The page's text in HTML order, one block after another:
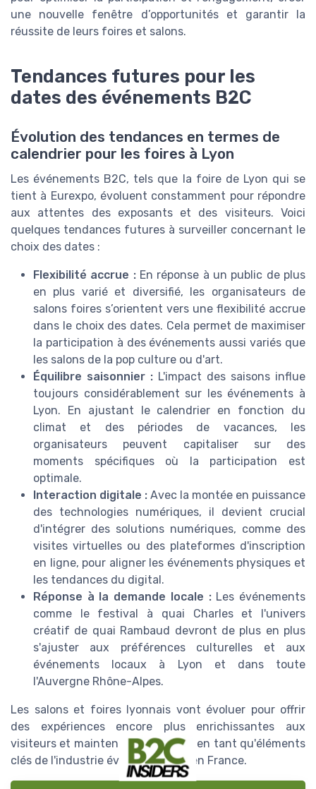
une nouvelle fenêtre d’opportunités et garantir la
réussite de leurs foires et salons.
Tendances futures pour les
dates des événements B2C
Évolution des tendances en termes de
calendrier pour les foires à Lyon
Les événements B2C, tels que la foire de Lyon qui se
tient à Eurexpo, évoluent constamment pour répondre
aux attentes des exposants et des visiteurs. Voici
quelques tendances futures à surveiller concernant le
choix des dates :
Flexibilité accrue :En réponse à un public de plus
en plus varié et diversifié, les organisateurs de
salons foires s’orientent vers une flexibilité accrue
dans le choix des dates. Cela permet de maximiser
la participation à des événements aussi variés que
les salons de la pop culture ou d'art.
Équilibre saisonnier : L'impact des saisons influe
toujours considérablement sur les événements à
Lyon. En ajustant le calendrier en fonction du
climat et des périodes de vacances, les
organisateurs peuvent capitaliser sur des
moments spécifiques où la participation est
optimale.
Interaction digitale : Avec la montée en puissance
des technologies numériques, il devient crucial
d'intégrer des solutions numériques, comme des
visites virtuelles ou des plateformes d'inscription
en ligne, pour aligner les événements physiques et
les tendances du digital.
Réponse à la demande locale :Les événements
comme le festival à quai Charles et l'univers
créatif de quai Rambaud devront de plus en plus
s'ajuster aux préférences culturelles et aux
événements locaux à Lyon et dans toute
l'Auvergne Rhône-Alpes.
Les salons et foires lyonnais vont évoluer pour offrir
des expériences encore plus enrichissantes aux
visiteurs et maintenir leur position en tant qu'éléments
clés de l'industrie événementielle en France.